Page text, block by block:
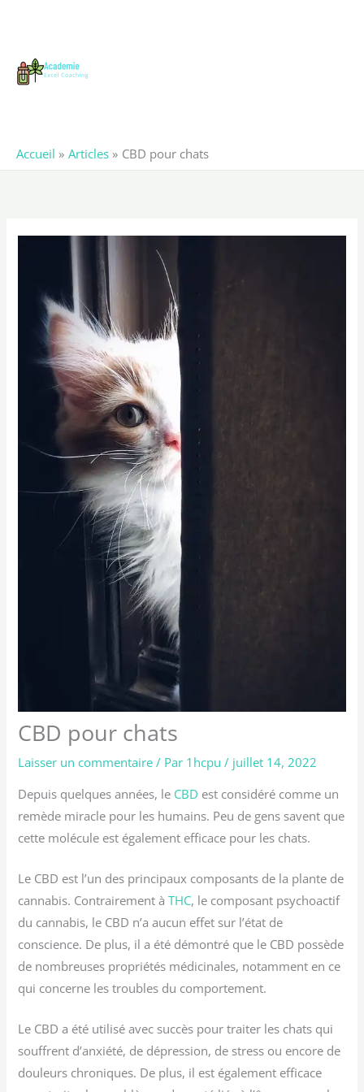
contenu
Accueil Articles CBD pour chats
CBD pour chats
Laisser un commentaire / Par 1hcpu/ juillet 14, 2022
Depuis quelques années, le CBD est considéré comme un
remède miracle pour les humains. Peu de gens savent que
cette molécule est également efficace pour les chats.
Le CBD est l’un des principaux composants de la plante de
cannabis. Contrairement àTHC, le composant psychoactif
du cannabis, le CBD n’a aucun effet sur l’état de
conscience. De plus, il a été démontré que le CBD possède
de nombreuses propriétés médicinales, notamment en ce
qui concerne les troubles du comportement.
Le CBD a été utilisé avec succès pour traiter les chats qui
souffrent d’anxiété, de dépression, de stress ou encore de
douleurs chroniques. De plus, il est également efficace